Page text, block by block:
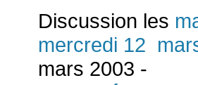
Discussion les
mercredi 12
mars 2003 -